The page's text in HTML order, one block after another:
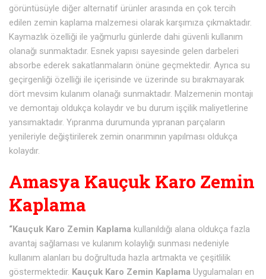
görüntüsüyle diğer alternatif ürünler arasında en çok tercih
edilen zemin kaplama malzemesi olarak karşımıza çıkmaktadır.
Kaymazlık özelliği ile yağmurlu günlerde dahi güvenli kullanım
olanağı sunmaktadır. Esnek yapısı sayesinde gelen darbeleri
absorbe ederek sakatlanmaların önüne geçmektedir. Ayrıca su
geçirgenliği özelliği ile içerisinde ve üzerinde su bırakmayarak
dört mevsim kulanım olanağı sunmaktadır. Malzemenin montajı
ve demontajı oldukça kolaydır ve bu durum işçilik maliyetlerine
yansımaktadır. Yıpranma durumunda yıpranan parçaların
yenileriyle değiştirilerek zemin onarımının yapılması oldukça
kolaydır.
Amasya Kauçuk Karo Zemin
Kaplama
“Kauçuk Karo Zemin Kaplama kullanıldığı alana oldukça fazla
avantaj sağlaması ve kulanım kolaylığı sunması nedeniyle
kullanım alanları bu doğrultuda hazla artmakta ve çeşitlilik
göstermektedir. Kauçuk Karo Zemin Kaplama Uygulamaları en